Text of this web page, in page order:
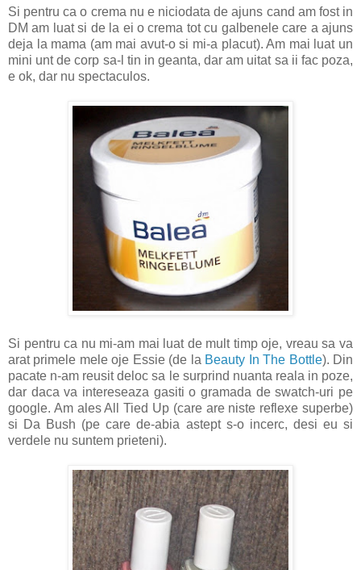
Si pentru ca o crema nu e niciodata de ajuns cand am fost in
DM am luat si de la ei o crema tot cu galbenele care a ajuns
deja la mama (am mai avut-o si mi-a placut). Am mai luat un
mini unt de corp sa-l tin in geanta, dar am uitat sa ii fac poza,
e ok, dar nu spectaculos.
Si pentru ca nu mi-am mai luat de mult timp oje, vreau sa va
arat primele mele oje Essie (de la Beauty In The Bottle). Din
pacate n-am reusit deloc sa le surprind nuanta reala in poze,
dar daca va intereseaza gasiti o gramada de swatch-uri pe
google. Am ales All Tied Up (care are niste reflexe superbe)
si Da Bush (pe care de-abia astept s-o incerc, desi eu si
verdele nu suntem prieteni).